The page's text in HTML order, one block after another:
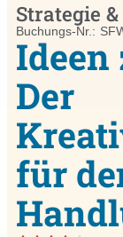
Strategie
Buchungs-Nr.:
Der
für